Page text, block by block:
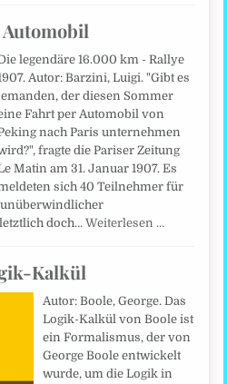
legendäre 16.000 km - Rallye
Autor: Barzini, Luigi. "Gibt es
der diesen Sommer
Fahrt per Automobil von
nach Paris unternehmen
fragte die Pariser Zeitung
Matin am 31. Januar 1907. Es
sich 40 Teilnehmer für
unüberwindlicher
doch…Weiterlesen …
Kalkül
Autor: Boole, George. Das
Logik-Kalkül von Boole ist
ein Formalismus, der von
George Boole entwickelt
wurde, um die Logik in